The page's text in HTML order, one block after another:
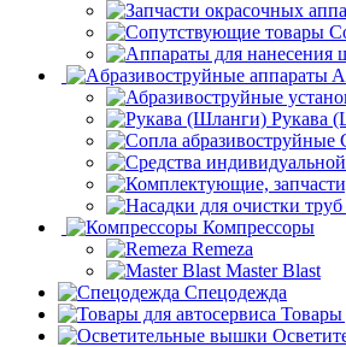
Рукава
Компрессоры
Remeza
Master Blast
Спецодежда
Товары